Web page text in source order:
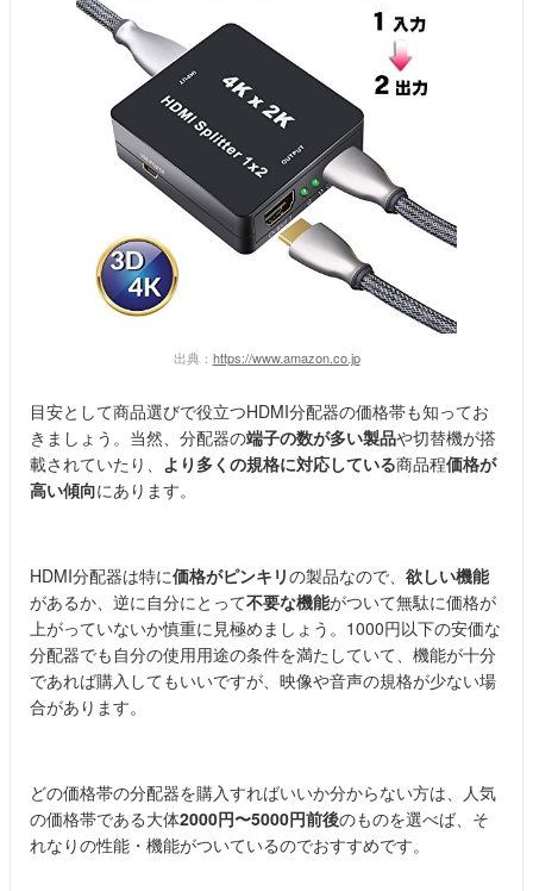
出典： https://www.amazon.co.jp
目安として商品選びで役立つHDMI分配器の価格帯も知ってお
きましょう。当然、分配器の端子の数が多い製品や切替機が搭
載されていたり、 より多くの規格に対応している商品程価格が
高い傾向にあります。
HDMI分配器は特に価格がピンキリの製品なので、 欲しい機能
があるか、逆に自分にとって不要な機能がついて無駄に価格が
上がっていないか慎重に見極めましょう。1000円以下の安価な
分配器でも自分の使用用途の条件を満たしていて、機能が十分
であれば購入してもいいですが、映像や音声の規格が少ない場
合があります。
どの価格帯の分配器を購入すればいいか分からない方は、人気
の価格帯である大体2000円〜5000円前後のものを選べば、そ
れなりの性能・機能がついているのでおすすめです。